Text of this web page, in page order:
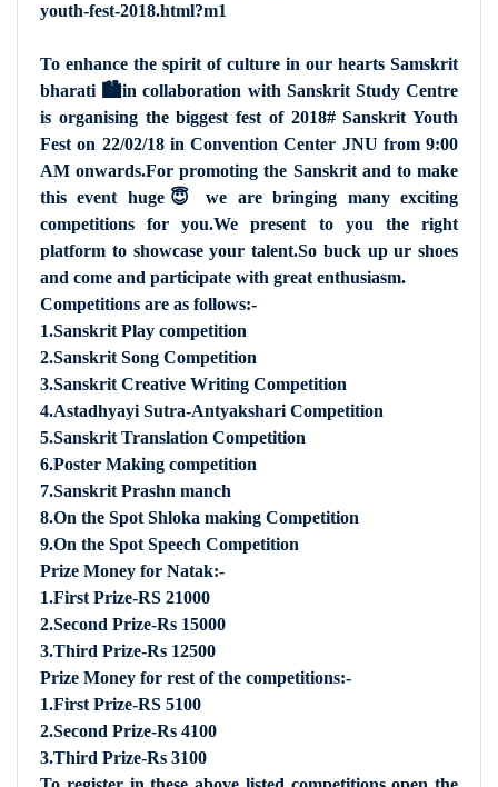
youth-fest-2018.html?m1
To enhance the spirit of culture in our hearts Samskrit
bharati 🏙in collaboration with Sanskrit Study Centre
is organising the biggest fest of 2018# Sanskrit Youth
Fest on 22/02/18 in Convention Center JNU from 9:00
AM onwards.For promoting the Sanskrit and to make
this event huge😇 we are bringing many exciting
competitions for you.We present to you the right
platform to showcase your talent.So buck up ur shoes
and come and participate with great enthusiasm.
Competitions are as follows:-
1.Sanskrit Play competition
2.Sanskrit Song Competition
3.Sanskrit Creative Writing Competition
4.Astadhyayi Sutra-Antyakshari Competition
5.Sanskrit Translation Competition
6.Poster Making competition
7.Sanskrit Prashn manch
8.On the Spot Shloka making Competition
9.On the Spot Speech Competition
Prize Money for Natak:-
1.First Prize-RS 21000
2.Second Prize-Rs 15000
3.Third Prize-Rs 12500
Prize Money for rest of the competitions:-
1.First Prize-RS 5100
2.Second Prize-Rs 4100
3.Third Prize-Rs 3100